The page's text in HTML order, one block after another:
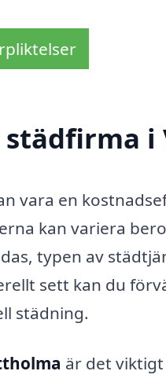
i
vara en
kan variera
typen av
sett kan du
städning.
är det